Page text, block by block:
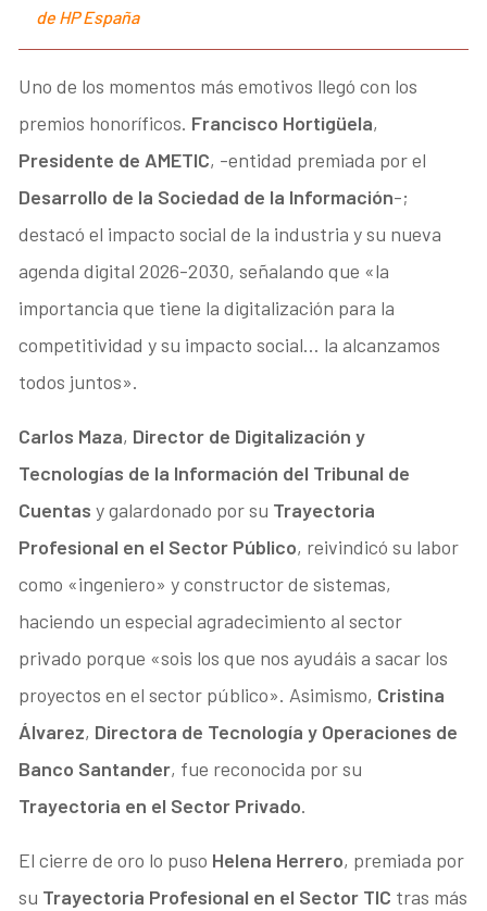
de HP España
Uno de los momentos más emotivos llegó con los
premios honoríficos. Francisco Hortigüela,
Presidente de AMETIC, -entidad premiada por el
Desarrollo de la Sociedad de la Información-;
destacó el impacto social de la industria y su nueva
agenda digital 2026-2030, señalando que «la
importancia que tiene la digitalización para la
competitividad y su impacto social… la alcanzamos
todos juntos».
Carlos Maza, Director de Digitalización y
Tecnologías de la Información del Tribunal de
Cuentasy galardonado por su Trayectoria
Profesional en el Sector Público, reivindicó su labor
como «ingeniero» y constructor de sistemas,
haciendo un especial agradecimiento al sector
privado porque «sois los que nos ayudáis a sacar los
proyectos en el sector público». Asimismo, Cristina
Álvarez, Directora de Tecnología y Operaciones de
Banco Santander, fue reconocida por su
Trayectoria en el Sector Privado.
El cierre de oro lo puso Helena Herrero, premiada por
su Trayectoria Profesional en el Sector TIC tras más